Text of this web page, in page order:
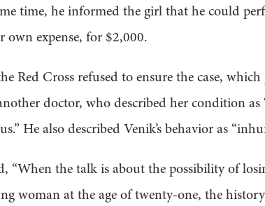
time, he informed the girl that he could
own expense, for $2,000.
Red Cross refused to ensure the case,
doctor, who described her condition as
He also described Venik’s behavior as
“When the talk is about the possibility of
woman at the age of twenty-one, the